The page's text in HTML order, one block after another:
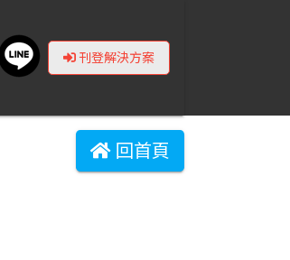
刊登解決方案
回首頁